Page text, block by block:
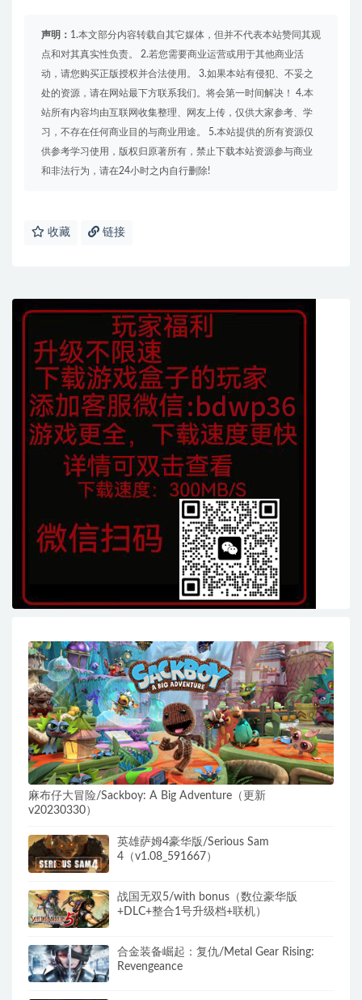
声明： 1.本文部分内容转载自其它媒体，但并不代表本站赞同其观
点和对其真实性负责。 2.若您需要商业运营或用于其他商业活
动，请您购买正版授权并合法使用。 3.如果本站有侵犯、不妥之
处的资源，请在网站最下方联系我们。将会第一时间解决！ 4.本
站所有内容均由互联网收集整理、网友上传，仅供大家参考、学
习，不存在任何商业目的与商业用途。 5.本站提供的所有资源仅
供参考学习使用，版权归原著所有，禁止下载本站资源参与商业
和非法行为，请在24小时之内自行删除!
收藏 链接
麻布仔大冒险/Sackboy: A Big Adventure（更新
v20230330）
英雄萨姆4豪华版/Serious Sam
4（v1.08_591667）
战国无双5/with bonus（数位豪华版
+DLC+整合1号升级档+联机）
合金装备崛起：复仇/Metal Gear Rising:
Revengeance